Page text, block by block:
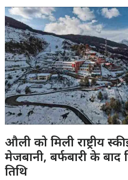
औली को मिली राष्ट्रीय
मेजबानी, बर्फबारी के बाद
तिथि